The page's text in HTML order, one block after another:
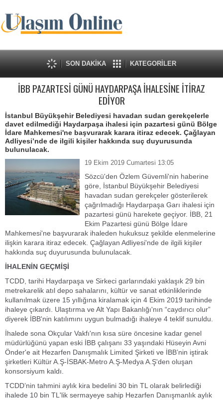
SON DAKİKA KATEGORİLER
İBB PAZARTESİ GÜNÜ HAYDARPAŞA İHALESİNE İTİRAZ
EDİYOR
İstanbul Büyükşehir Belediyesi havadan sudan gerekçelerle
davet edilmediği Haydarpaşa ihalesi için pazartesi günü Bölge
İdare Mahkemesi'ne başvurarak karara itiraz edecek. Çağlayan
Adliyesi’nde de ilgili kişiler hakkında suç duyurusunda
bulunulacak.
19 Ekim 2019 Cumartesi 13:05
Sözcü'den Özlem Güvemli'nin haberine
göre, İstanbul Büyükşehir Belediyesi
havadan sudan gerekçeler gösterilerek
çağrılmadığı Haydarpaşa Garı ihalesi için
pazartesi günü harekete geçiyor. İBB, 21
Ekim Pazartesi günü Bölge İdare
Mahkemesi'ne başvurarak ihaleden hukuksuz şekilde elenmelerine
ilişkin karara itiraz edecek. Çağlayan Adliyesi'nde de ilgili kişiler
hakkında suç duyurusunda bulunulacak.
İHALENİN GEÇMİŞİ
TCDD, tarihi Haydarpaşa ve Sirkeci garlarındaki yaklaşık 29 bin
metrekarelik atıl depo sahalarını, kültür ve sanat etkinliklerinde
kullanılmak üzere 15 yıllığına kiralamak için 4 Ekim 2019 tarihinde
ihaleye çıkardı. Ulaştırma ve Alt Yapı Bakanlığı'nın “caydırıcı olur”
diyerek İBB'nin katılımını uygun bulmadığı ihaleye 4 teklif sunuldu.
İhalede sona Okçular Vakfı'nın kısa süre öncesine kadar genel
müdürlüğünü yapan eski İBB çalışanı 33 yaşındaki Hüseyin Avni
Önder'e ait Hezarfen Danışmalık Limited Şirketi ve İBB’nin iştirak
şirketleri Kültür A.Ş-İSBAK-Metro A.Ş-Medya A.Ş'den oluşan
konsorsiyum kaldı.
TCDD’nin tahmini aylık kira bedelini 30 bin TL olarak belirlediği
ihalede 10 bin TL'lik sermayeye sahip Hezarfen Danışmanlık aylık